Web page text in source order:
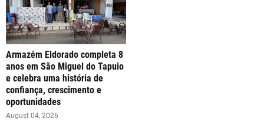
Armazém Eldorado completa 8
anos em São Miguel do Tapuio
e celebra uma história de
confiança, crescimento e
oportunidades
August 04, 2026